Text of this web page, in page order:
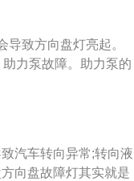
号调整喷油量和计算
如果氧传感器损坏或
引起故障灯亮。空气
将得不到正确的进
过稀或过浓，发动机
致方向盘灯亮起。
力泵故障。助力泵的
转向异常。5、转向
、助力泵、转向器
看有无松动的地方。
泵、转向器等零部
汽车转向异常;转向液
向盘故障灯其实就是